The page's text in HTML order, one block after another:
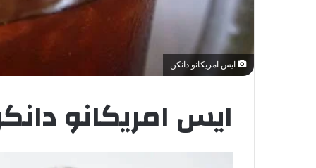
ايس امريكانو دانكن
ايس امريكانو